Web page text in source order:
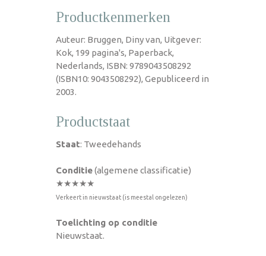
Productkenmerken
Auteur: Bruggen, Diny van, Uitgever:
Kok, 199 pagina's, Paperback,
Nederlands, ISBN: 9789043508292
(ISBN10: 9043508292), Gepubliceerd in
2003.
Productstaat
Staat: Tweedehands
Conditie(algemene classificatie)
★★★★★
Verkeert in nieuwstaat (is meestal ongelezen)
Toelichting op conditie
Nieuwstaat.